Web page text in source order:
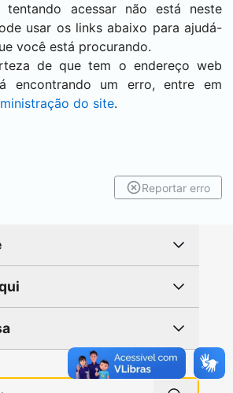
acessar não está neste
usar os links abaixo para ajudá-
você está procurando.
de que tem o endereço web
encontrando um erro, entre em
do site.
Reportar erro